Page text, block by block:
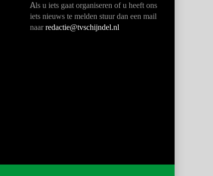
Als u iets gaat organiseren of u heeft ons
iets nieuws te melden stuur dan een mail
naar redactie@tvschijndel.nl